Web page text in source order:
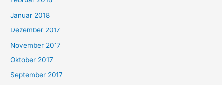
Januar 2018
Dezember 2017
November 2017
Oktober 2017
September 2017